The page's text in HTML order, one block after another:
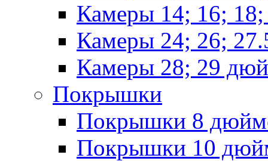
Камеры 14; 16;
Камеры 24; 26;
Камеры 28; 29
Покрышки
Покрышки 8
Покрышки 10